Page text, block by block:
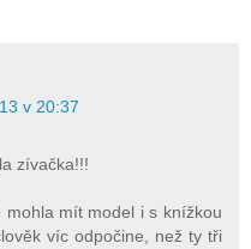
v 20:37
zívačka!!!
mohla mít model i s knížkou
víc odpočine, než ty tři